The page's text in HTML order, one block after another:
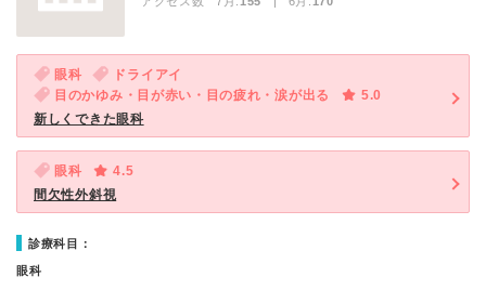
眼科
ドライアイ
目のかゆみ・目が赤い・目の疲れ・涙が出る
5.0
新しくできた眼科
眼科
4.5
間欠性外斜視
診療科目：
眼科